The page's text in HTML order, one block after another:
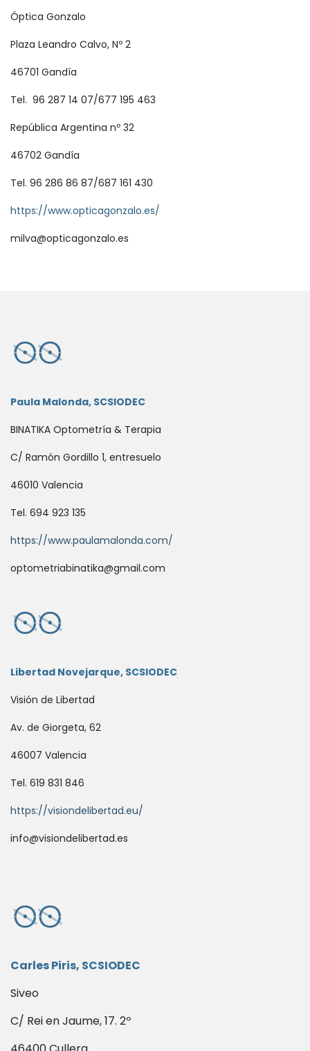
Óptica Gonzalo
Plaza Leandro Calvo, Nº 2
46701 Gandía
Tel. 96 287 14 07/677 195 463
República Argentina nº 32
46702 Gandía
Tel. 96 286 86 87/687 161 430
https://www.opticagonzalo.es/
milva@opticagonzalo.es
Paula Malonda, SCSIODEC
BINATIKA Optometría & Terapia
C/ Ramón Gordillo 1, entresuelo
46010 Valencia
Tel. 694 923 135
https://www.paulamalonda.com/
optometriabinatika@gmail.com
Libertad Novejarque, SCSIODEC
Visión de Libertad
Av. de Giorgeta, 62
46007 Valencia
Tel. 619 831 846
https://visiondelibertad.eu/
info@visiondelibertad.es
Carles Piris, SCSIODEC
Siveo
C/ Rei en Jaume, 17. 2º